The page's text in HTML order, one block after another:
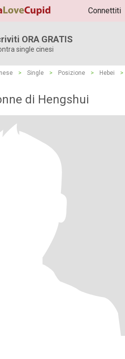
Connettiti
ORA GRATIS
single cinesi
> Single > Posizione > Hebei
>
di Hengshui